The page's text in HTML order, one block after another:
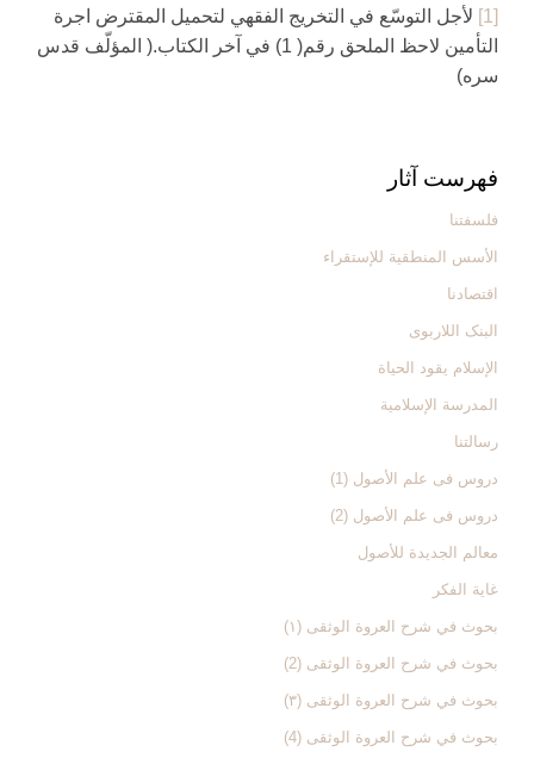
[1]
لأجل التوسّع في التخريج الفقهي لتحميل المقترض اجرة
التأمين لاحظ الملحق رقم( 1) في آخر الكتاب.( المؤلّف قدس
سره)
فهرست آثار
فلسفتنا
الأسس المنطقیة للإستقراء
اقتصادنا
البنک اللاربوی
الإسلام یقود الحیاة
المدرسة الإسلامیة
رسالتنا
دروس فی علم الأصول (1)
دروس فی علم الأصول (2)
معالم الجدیدة للأصول
غایة الفکر
بحوث في شرح العروة الوثقی (۱)
بحوث في شرح العروة الوثقی (2)
بحوث في شرح العروة الوثقی (۳)
بحوث في شرح العروة الوثقی (4)